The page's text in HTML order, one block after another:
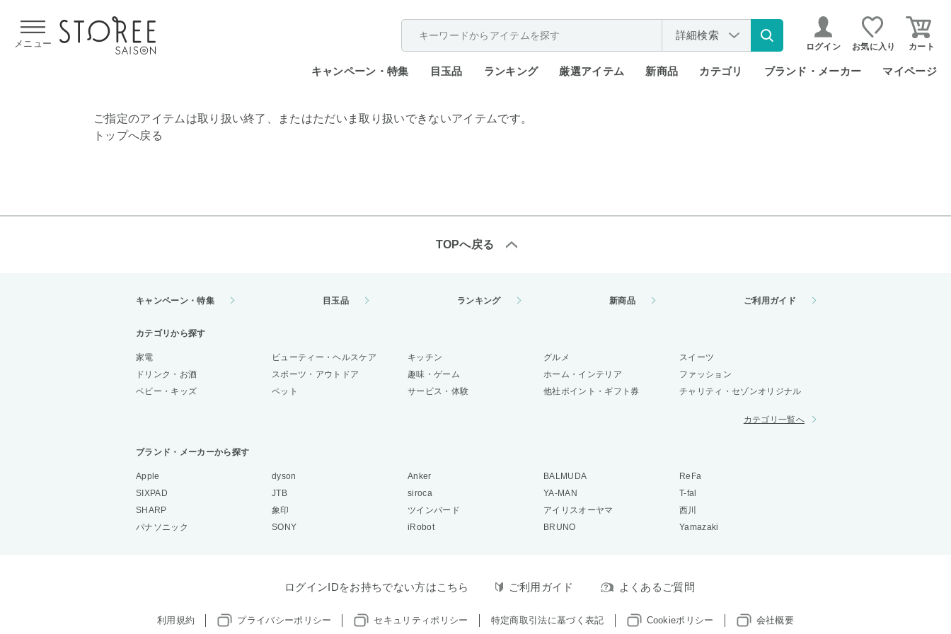
メニュー
詳細検索
ログイン お気に入り カート
キャンペーン・特集 目玉品 ランキング 厳選アイテム 新商品 カテゴリ ブランド・メーカー マイページ
ご指定のアイテムは取り扱い終了、またはただいま取り扱いできないアイテムです。
トップへ戻る
TOPへ戻る
キャンペーン・特集 目玉品 ランキング 新商品 ご利用ガイド
カテゴリから探す
家電 ビューティー・ヘルスケア キッチン グルメ
スイーツ
ドリンク・お酒
スポーツ・アウトドア 趣味・ゲーム ホーム・インテリア
ファッション
ベビー・キッズ
ペット サービス・体験 他社ポイント・ギフト券 チャリティ・セゾンオリジナル
カテゴリ一覧へ
ブランド・メーカーから探す
Apple dyson Anker BALMUDA
ReFa
SIXPAD
JTB siroca YA-MAN
T-fal
SHARP
象印 ツインバード アイリスオーヤマ
西川
パナソニック
SONY iRobot BRUNO Yamazaki
ログインIDをお持ちでない方はこちら ご利用ガイド よくあるご質問
利用規約 プライバシーポリシー セキュリティポリシー 特定商取引法に基づく表記 Cookieポリシー 会社概要